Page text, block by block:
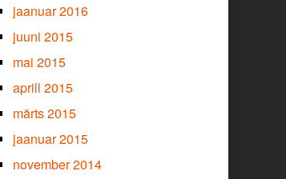
jaanuar 2016
juuni 2015
mai 2015
aprill 2015
märts 2015
jaanuar 2015
november 2014